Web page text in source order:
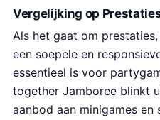
Vergelijking op
Als het gaat om
een soepele en
essentieel is voor
together Jamboree blinkt
aanbod aan minigames